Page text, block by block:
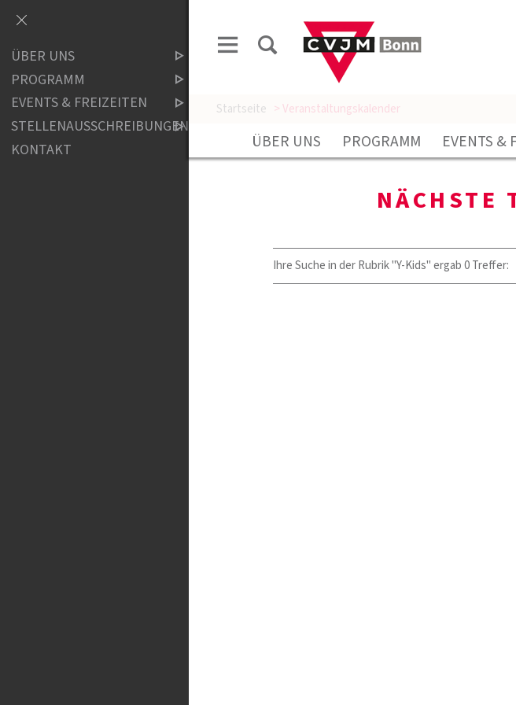
ÜBER UNS PROGRAMM EVENTS &
Startseite > Veranstaltungskalender
NÄCHSTE
Ihre Suche in der Rubrik "Y-Kids" ergab 0 Treffer:
ÜBER UNS
PROGRAMM
EVENTS & FREIZEITEN
STELLENAUSSCHREIBUNGEN
KONTAKT